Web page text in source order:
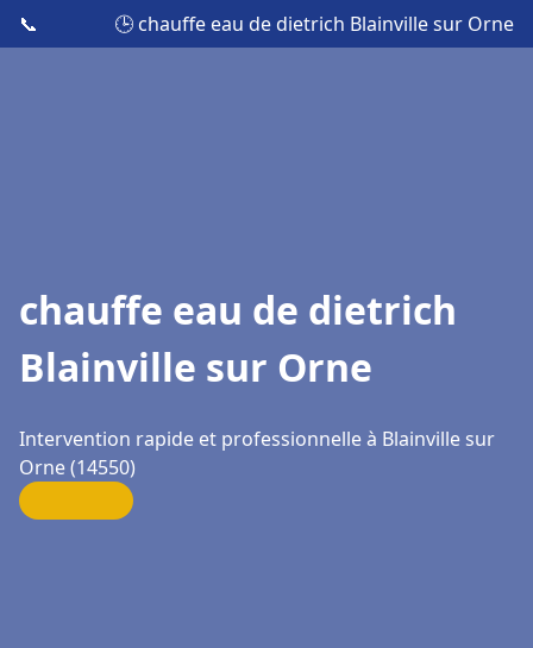
📞 🕒 chauffe eau de dietrich Blainville sur Orne
chauffe eau de dietrich
Blainville sur Orne
Intervention rapide et professionnelle à Blainville sur
Orne (14550)